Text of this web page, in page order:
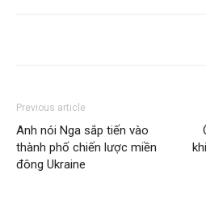
Previous article
Anh nói Nga sắp tiến vào
thành phố chiến lược miền
đông Ukraine